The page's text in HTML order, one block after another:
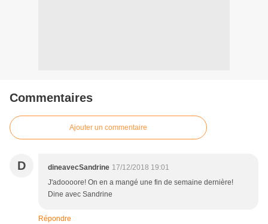
Commentaires
Ajouter un commentaire
D dineavecSandrine 17/12/2018 19:01
J'adoooore! On en a mangé une fin de semaine dernière!
Dine avec Sandrine
Répondre